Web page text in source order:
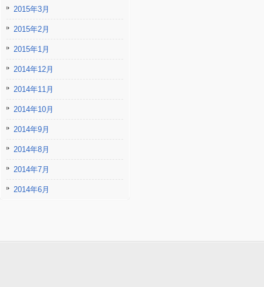
2015年3月
2015年2月
2015年1月
2014年12月
2014年11月
2014年10月
2014年9月
2014年8月
2014年7月
2014年6月